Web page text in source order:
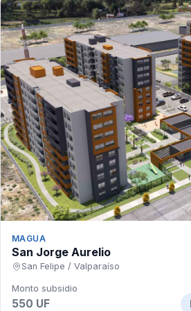
MAGUA
San Jorge Aurelio
San Felipe / Valparaíso
Monto subsidio
550 UF